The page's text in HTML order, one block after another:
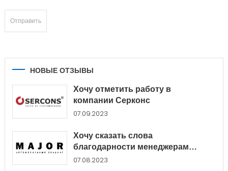
НОВЫЕ ОТЗЫВЫ
Хочу отметить работу в
компании Серконс
07.09.2023
Хочу сказать слова
благодарности менеджерам
Major...
07.08.2023